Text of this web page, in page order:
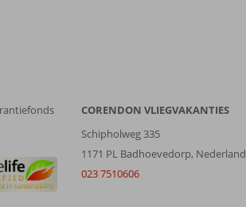
CORENDON VLIEGVAKANTIES
Schipholweg 335
1171 PL Badhoevedorp, Nederland
023 7510606